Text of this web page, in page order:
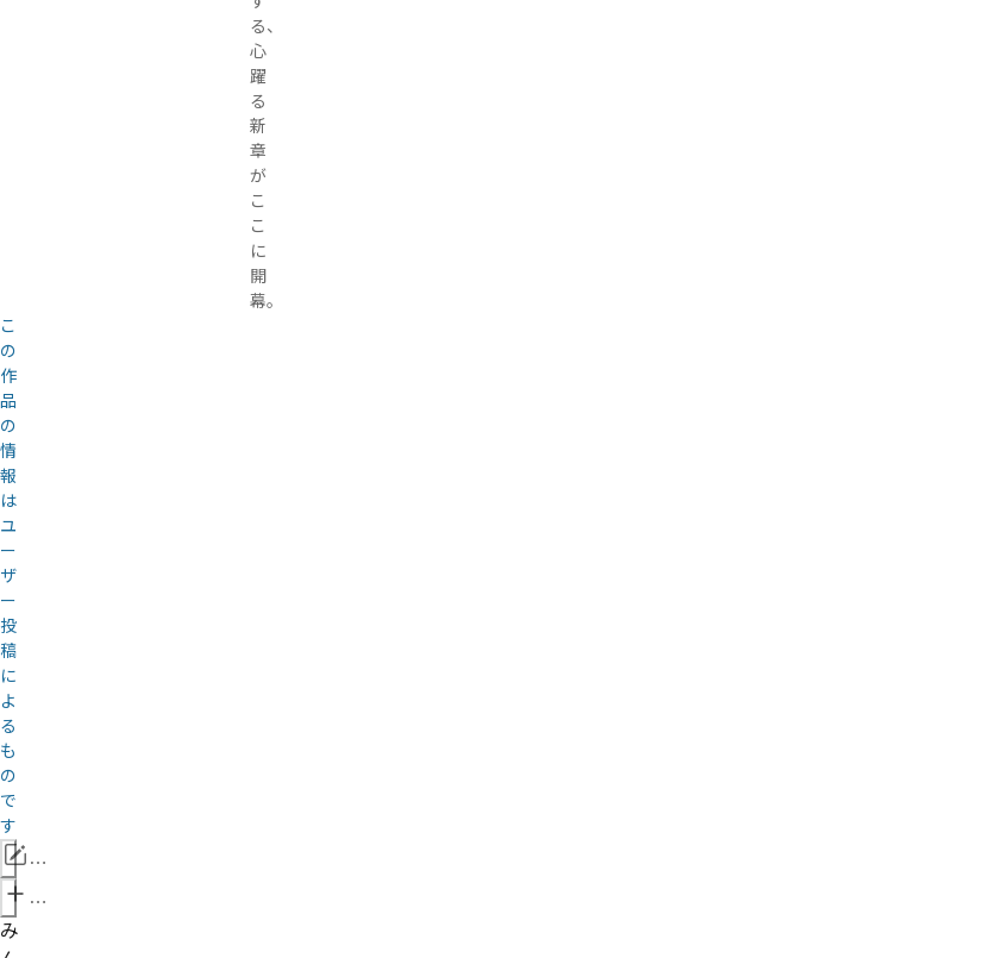
る、
心
躍
る
新
章
が
こ
こ
に
開
幕。
こ
の
作
品
の
情
報
は
ユ
ー
ザ
ー
投
稿
に
よ
る
も
の
で
す
情
管
み